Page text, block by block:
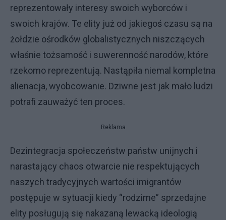
reprezentowały interesy swoich wyborców i
swoich krajów. Te elity już od jakiegoś czasu są na
żołdzie ośrodków globalistycznych niszczących
właśnie tożsamość i suwerenność narodów, które
rzekomo reprezentują. Nastąpiła niemal kompletna
alienacja, wyobcowanie. Dziwne jest jak mało ludzi
potrafi zauważyć ten proces.
Reklama
Dezintegracja społeczeństw państw unijnych i
narastający chaos otwarcie nie respektujących
naszych tradycyjnych wartości imigrantów
postępuje w sytuacji kiedy “rodzime” sprzedajne
elity posługują się nakazaną lewacką ideologią